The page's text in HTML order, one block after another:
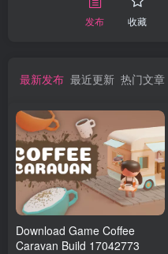
发布 收藏
最新发布 最近更新 热门文章
Download Game Coffee
Caravan Build 17042773